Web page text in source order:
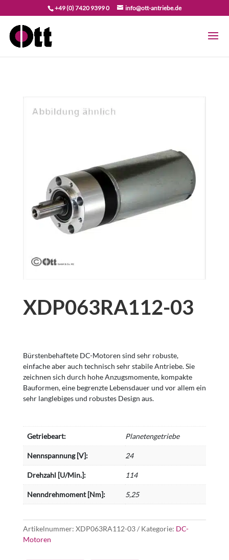
+49 (0) 7420 9399 0 info@ott-antriebe.de
XDP063RA112-03
Bürstenbehaftete DC-Motoren sind sehr robuste,
einfache aber auch technisch sehr stabile Antriebe. Sie
zeichnen sich durch hohe Anzugsmomente, kompakte
Bauformen, eine begrenzte Lebensdauer und vor allem ein
sehr langlebiges und robustes Design aus.
Getriebeart: Planetengetriebe
Nennspannung [V]: 24
Drehzahl [U/Min.]: 114
Nenndrehmoment [Nm]: 5,25
Artikelnummer: XDP063RA112-03 Kategorie: DC-
Motoren